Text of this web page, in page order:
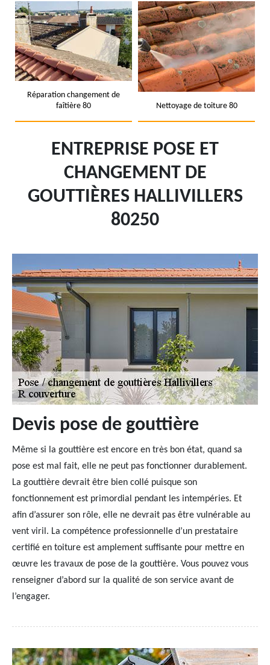
Réparation changement de
faîtière 80
Nettoyage de toiture 80
ENTREPRISE POSE ET
CHANGEMENT DE
GOUTTIÈRES HALLIVILLERS
80250
Devis pose de gouttière
Même si la gouttière est encore en très bon état, quand sa
pose est mal fait, elle ne peut pas fonctionner durablement.
La gouttière devrait être bien collé puisque son
fonctionnement est primordial pendant les intempéries. Et
afin d’assurer son rôle, elle ne devrait pas être vulnérable au
vent viril. La compétence professionnelle d’un prestataire
certifié en toiture est amplement suffisante pour mettre en
œuvre les travaux de pose de la gouttière. Vous pouvez vous
renseigner d’abord sur la qualité de son service avant de
l’engager.